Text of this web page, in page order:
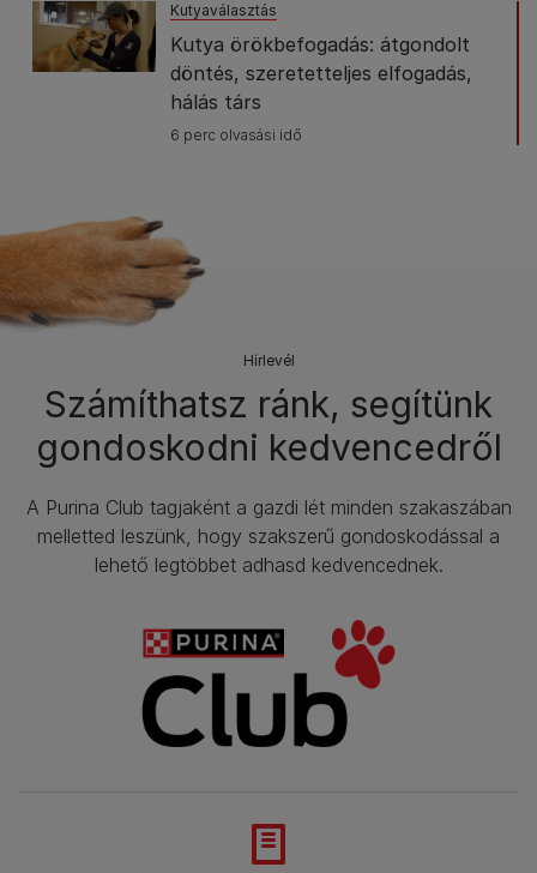
Kutyaválasztás
Kutya örökbefogadás: átgondolt
döntés, szeretetteljes elfogadás,
hálás társ
6 perc olvasási idő
Hírlevél​
Számíthatsz ránk, segítünk
gondoskodni kedvencedről
A Purina Club tagjaként a gazdi lét minden szakaszában
melletted leszünk, hogy szakszerű gondoskodással a
lehető legtöbbet adhasd kedvencednek.